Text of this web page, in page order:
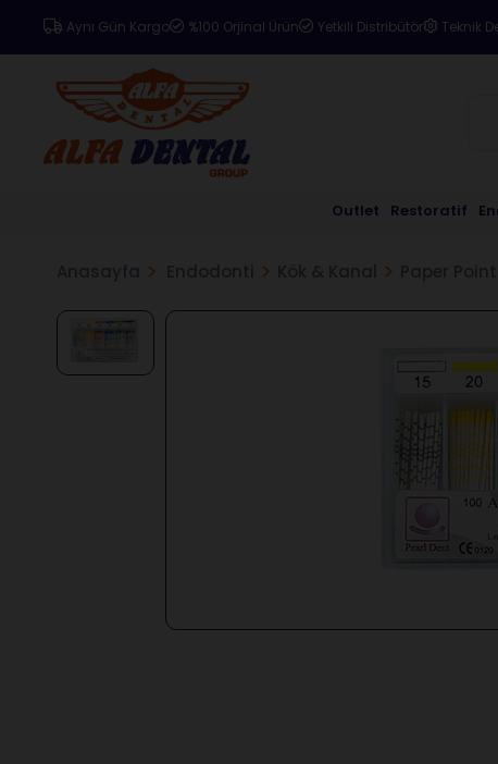
Aynı Gün Kargo %100 Orjinal Ürün Yetkili Distribütör Teknik
Outlet Restoratif